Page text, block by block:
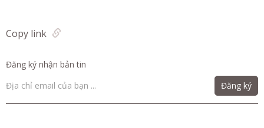
Copy link
Đăng ký nhận bản tin
Đăng ký